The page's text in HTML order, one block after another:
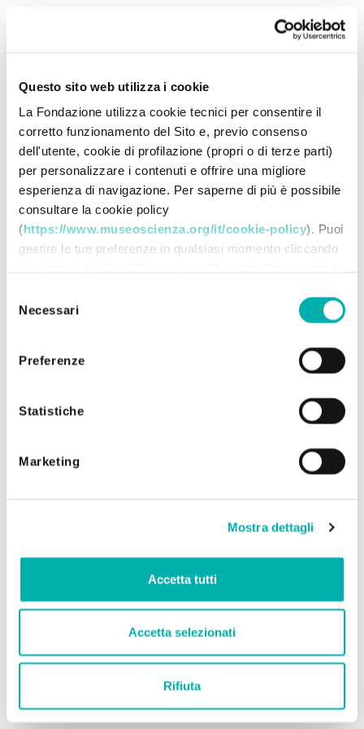
Questo sito web utilizza i cookie
La Fondazione utilizza cookie tecnici per consentire il
corretto funzionamento del Sito e, previo consenso
dell'utente, cookie di profilazione (propri o di terze parti)
per personalizzare i contenuti e offrire una migliore
esperienza di navigazione. Per saperne di più è possibile
consultare la cookie policy
(https://www.museoscienza.org/it/cookie-policy). Puoi
gestire le tue preferenze in qualsiasi momento cliccando
su "Accetta selezionati" dichiari di voler procedere
utilizzando solo i cookie prescelti, disabilitando tutti gli
altri. Selezionando "Rifiuta" procedi nella navigazione
utilizzando solo i cookie tecnici.
delNecessari
Preferenze
Statistiche
Marketing
Mostra dettagli
Accetta tutti
Accetta selezionati
Rifiuta